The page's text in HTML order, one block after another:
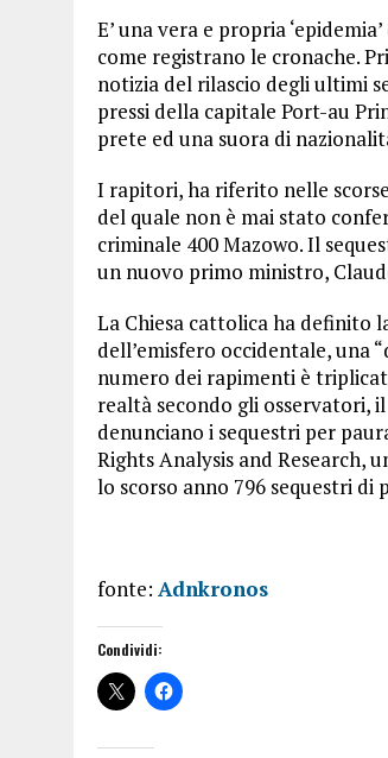
E’ una vera e propria
come registrano le cronache.
notizia del rilascio degli ultimi
pressi della capitale Port-au
prete ed una suora di
I rapitori, ha riferito nelle
del quale non è mai stato
criminale 400 Mazowo. Il
un nuovo primo ministro,
La Chiesa cattolica ha definito
dell’emisfero occidentale, una
numero dei rapimenti è
realtà secondo gli osservatori,
denunciano i sequestri per
Rights Analysis and Research,
lo scorso anno 796 sequestri di
fonte: Adnkronos
Condividi: